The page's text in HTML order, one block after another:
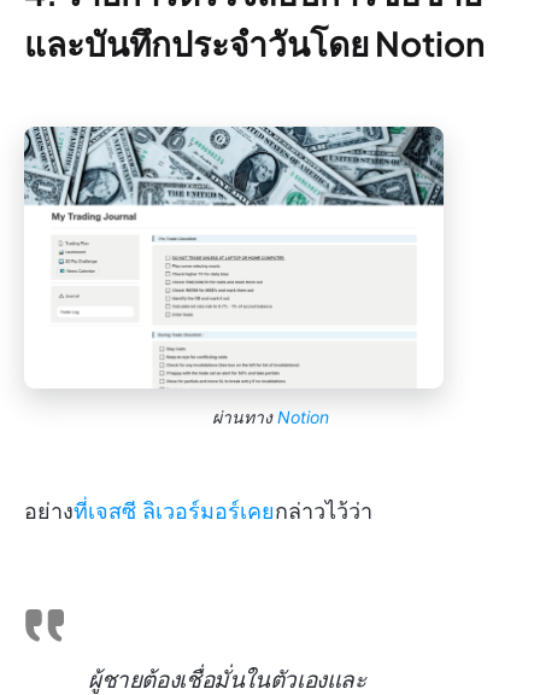
และบันทึกประจำวันโดย Notion
ผ่านทางNotion
อย่างที่เจสซี ลิเวอร์มอร์เคยกล่าวไว้ว่า
ผู้ชายต้องเชื่อมั่นในตัวเองและ